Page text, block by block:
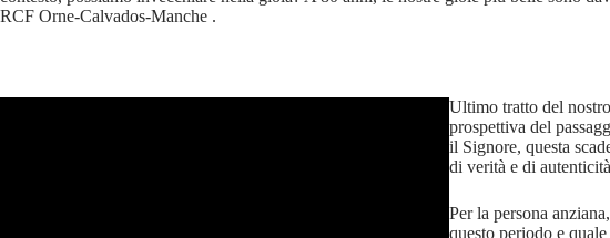
RCF Orne-Calvados-Manche .
Ultimo tratto del
prospettiva del
il Signore, questa
di verità e di
Per la persona
questo periodo e